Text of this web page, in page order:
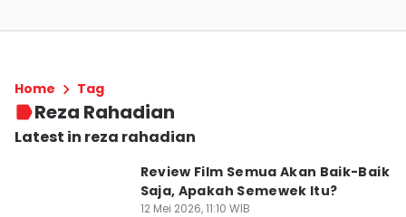
Home Tag
Reza Rahadian
Latest in reza rahadian
Review Film Semua Akan Baik-Baik
Saja, Apakah Semewek Itu?
12 Mei 2026, 11:10 WIB